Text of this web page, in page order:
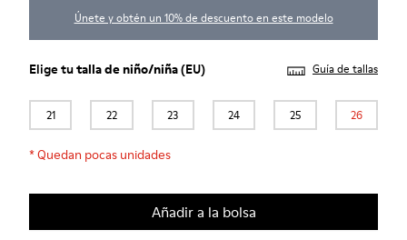
Únete y obtén un 10% de descuento en este modelo
Elige tutalla de niño/niña(EU) Guía de tallas
21 22 23 24 25 26
*Quedan pocas unidades
Añadir a la bolsa